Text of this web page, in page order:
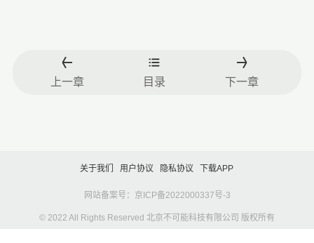
上一章 目录 下一章
关于我们 用户协议 隐私协议 下载APP
网站备案号：京ICP备2022000337号-3
© 2022 All Rights Reserved 北京不可能科技有限公司 版权所有